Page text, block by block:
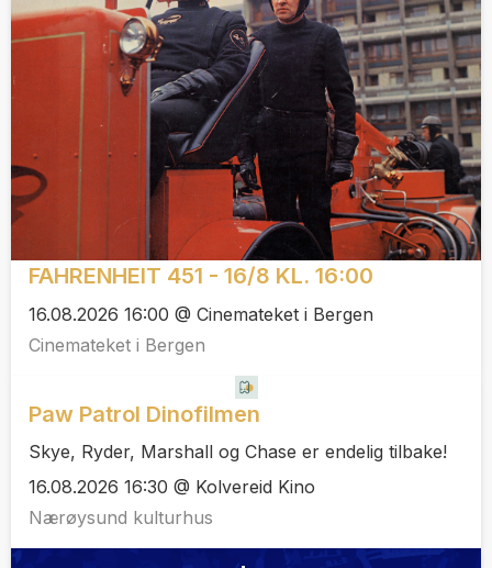
FAHRENHEIT 451 - 16/8 KL. 16:00
16.08.2026 16:00 @ Cinemateket i Bergen
Cinemateket i Bergen
Paw Patrol Dinofilmen
Skye, Ryder, Marshall og Chase er endelig tilbake!
16.08.2026 16:30 @ Kolvereid Kino
Nærøysund kulturhus